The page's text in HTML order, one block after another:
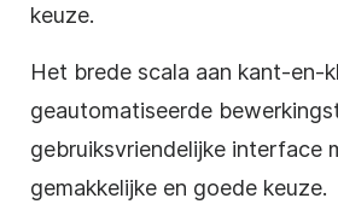
keuze.
Het brede scala aan kant-en-
geautomatiseerde
gebruiksvriendelijke interface
gemakkelijke en goede keuze.